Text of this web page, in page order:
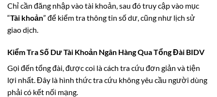
Chỉ cần đăng nhập vào tài khoản, sau đó truy cập vào mục
“Tài khoản” để kiểm tra thông tin số dư, cũng như lịch sử
giao dịch.
Kiểm Tra Số Dư Tài Khoản Ngân Hàng Qua Tổng Đài BIDV
Gọi đến tổng đài, được coi là cách tra cứu đơn giản và tiện
lợi nhất. Đây là hình thức tra cứu không yêu cầu người dùng
phải có kết nối mạng.